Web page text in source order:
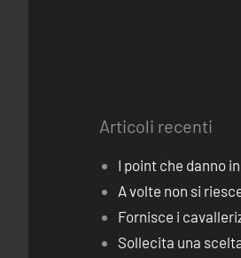
Articoli recenti
I point che danno
A volte non si
Fornisce i
Sollecita una